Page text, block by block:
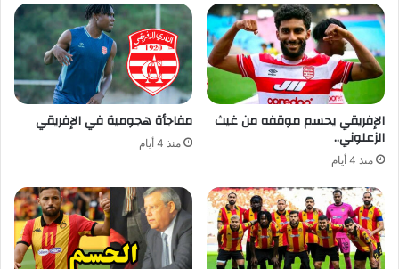
الإفريقي يحسم موقفه من غيث
الزعلوني..
منذ 4 أيام
مفاجأة هجومية في الإفريقي
منذ 4 أيام